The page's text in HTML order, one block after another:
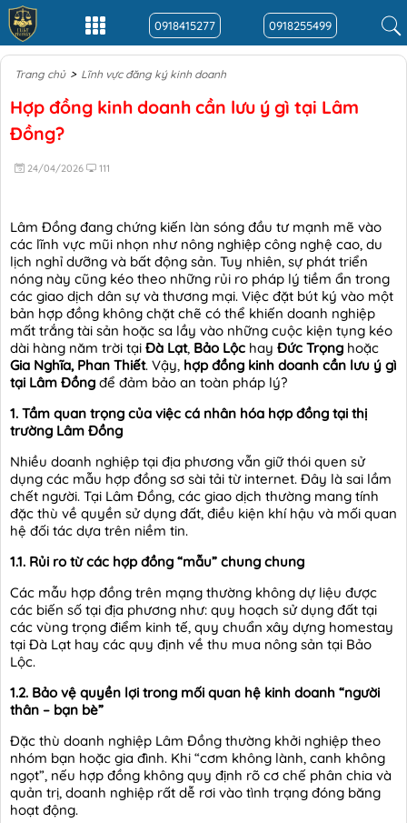
0918415277 0918255499
Trang chủ > Lĩnh vực đăng ký kinh doanh
Hợp đồng kinh doanh cần lưu ý gì tại Lâm
Đồng?
24/04/2026 111
Lâm Đồng đang chứng kiến làn sóng đầu tư mạnh mẽ vào
các lĩnh vực mũi nhọn như nông nghiệp công nghệ cao, du
lịch nghỉ dưỡng và bất động sản. Tuy nhiên, sự phát triển
nóng này cũng kéo theo những rủi ro pháp lý tiềm ẩn trong
các giao dịch dân sự và thương mại. Việc đặt bút ký vào một
bản hợp đồng không chặt chẽ có thể khiến doanh nghiệp
mất trắng tài sản hoặc sa lầy vào những cuộc kiện tụng kéo
dài hàng năm trời tại Đà Lạt, Bảo Lộc hay Đức Trọng hoặc
Gia Nghĩa, Phan Thiết. Vậy, hợp đồng kinh doanh cần lưu ý gì
tại Lâm Đồng để đảm bảo an toàn pháp lý?
1. Tầm quan trọng của việc cá nhân hóa hợp đồng tại thị
trường Lâm Đồng
Nhiều doanh nghiệp tại địa phương vẫn giữ thói quen sử
dụng các mẫu hợp đồng sơ sài tải từ internet. Đây là sai lầm
chết người. Tại Lâm Đồng, các giao dịch thường mang tính
đặc thù về quyền sử dụng đất, điều kiện khí hậu và mối quan
hệ đối tác dựa trên niềm tin.
1.1. Rủi ro từ các hợp đồng “mẫu” chung chung
Các mẫu hợp đồng trên mạng thường không dự liệu được
các biến số tại địa phương như: quy hoạch sử dụng đất tại
các vùng trọng điểm kinh tế, quy chuẩn xây dựng homestay
tại Đà Lạt hay các quy định về thu mua nông sản tại Bảo
Lộc.
1.2. Bảo vệ quyền lợi trong mối quan hệ kinh doanh “người
thân – bạn bè”
Đặc thù doanh nghiệp Lâm Đồng thường khởi nghiệp theo
nhóm bạn hoặc gia đình. Khi “cơm không lành, canh không
ngọt”, nếu hợp đồng không quy định rõ cơ chế phân chia và
quản trị, doanh nghiệp rất dễ rơi vào tình trạng đóng băng
hoạt động.